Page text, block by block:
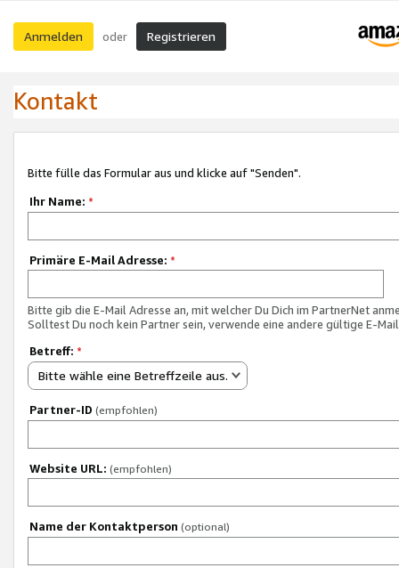
Anmelden oder Registrieren
Kontakt
Bitte fülle das Formular aus und klicke auf "Senden".
Ihr Name: *
Primäre E-Mail Adresse: *
Bitte gib die E-Mail Adresse an, mit welcher Du Dich im PartnerNet
Solltest Du noch kein Partner sein, verwende eine andere gültige E-
Betreff: *
Bitte wähle eine Betreffzeile aus.
Partner-ID (empfohlen)
Website URL: (empfohlen)
Name der Kontaktperson (optional)